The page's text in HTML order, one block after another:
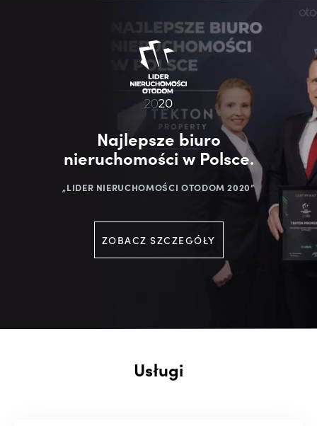
Najlepsze biuro
nieruchomości w Polsce.
„LIDER NIERUCHOMOŚCI OTODOM 2020”
ZOBACZ SZCZEGÓŁY
Usługi